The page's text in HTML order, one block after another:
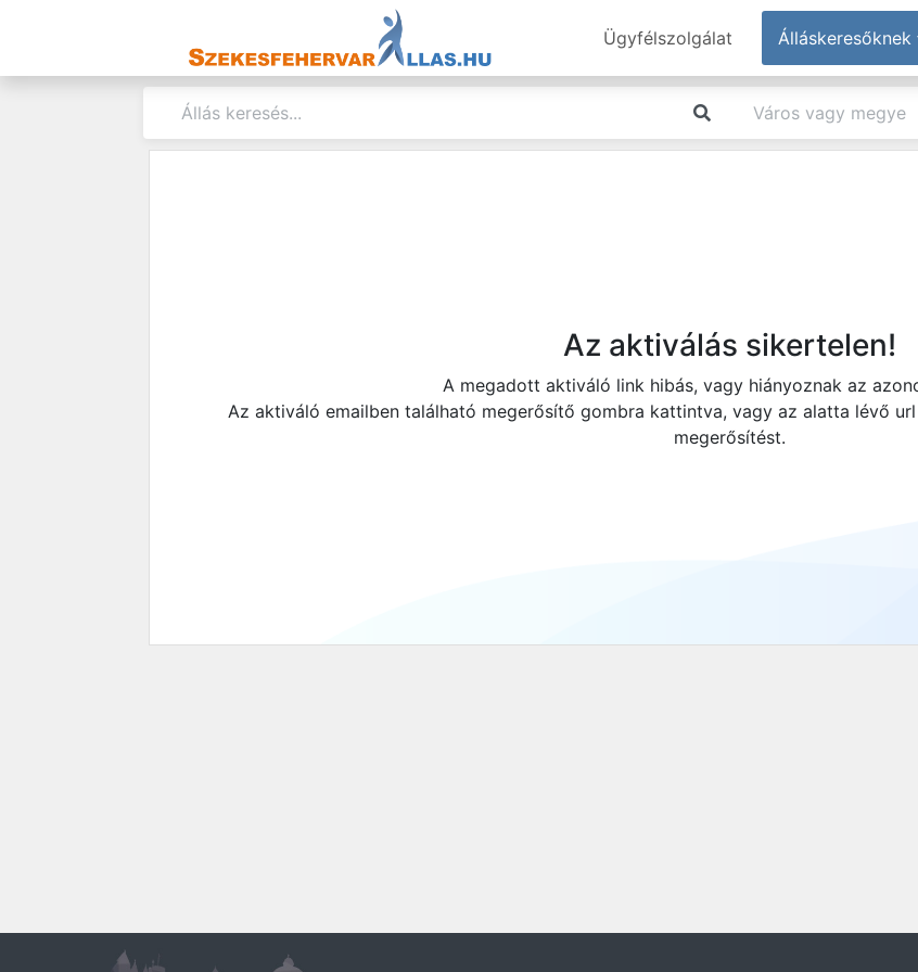
Ügyfélszolgálat Álláskeresőknek
Az aktiválás sikertelen!
A megadott aktiváló link hibás, vagy hiányoznak az
Az aktiváló emailben található megerősítő gombra kattintva, vagy az alatta lévő
megerősítést.